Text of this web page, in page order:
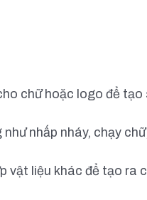
chữ hoặc logo để tạo
nhấp nháy, chạy
vật liệu khác để tạo ra